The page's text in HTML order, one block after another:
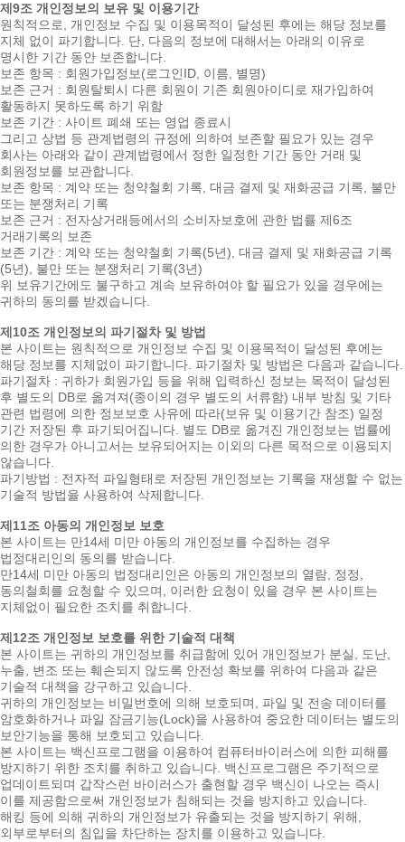
제9조 개인정보의 보유 및 이용기간
원칙적으로, 개인정보 수집 및 이용목적이 달성된 후에는 해당 정보를
지체 없이 파기합니다. 단, 다음의 정보에 대해서는 아래의 이유로
명시한 기간 동안 보존합니다.
보존 항목 : 회원가입정보(로그인ID, 이름, 별명)
보존 근거 : 회원탈퇴시 다른 회원이 기존 회원아이디로 재가입하여
활동하지 못하도록 하기 위함
보존 기간 : 사이트 폐쇄 또는 영업 종료시
그리고 상법 등 관계법령의 규정에 의하여 보존할 필요가 있는 경우
회사는 아래와 같이 관계법령에서 정한 일정한 기간 동안 거래 및
회원정보를 보관합니다.
보존 항목 : 계약 또는 청약철회 기록, 대금 결제 및 재화공급 기록, 불만
또는 분쟁처리 기록
보존 근거 : 전자상거래등에서의 소비자보호에 관한 법률 제6조
거래기록의 보존
보존 기간 : 계약 또는 청약철회 기록(5년), 대금 결제 및 재화공급 기록
(5년), 불만 또는 분쟁처리 기록(3년)
위 보유기간에도 불구하고 계속 보유하여야 할 필요가 있을 경우에는
귀하의 동의를 받겠습니다.
제10조 개인정보의 파기절차 및 방법
본 사이트는 원칙적으로 개인정보 수집 및 이용목적이 달성된 후에는
해당 정보를 지체없이 파기합니다. 파기절차 및 방법은 다음과 같습니다.
파기절차 : 귀하가 회원가입 등을 위해 입력하신 정보는 목적이 달성된
후 별도의 DB로 옮겨져(종이의 경우 별도의 서류함) 내부 방침 및 기타
관련 법령에 의한 정보보호 사유에 따라(보유 및 이용기간 참조) 일정
기간 저장된 후 파기되어집니다. 별도 DB로 옮겨진 개인정보는 법률에
의한 경우가 아니고서는 보유되어지는 이외의 다른 목적으로 이용되지
않습니다.
파기방법 : 전자적 파일형태로 저장된 개인정보는 기록을 재생할 수 없는
기술적 방법을 사용하여 삭제합니다.
제11조 아동의 개인정보 보호
본 사이트는 만14세 미만 아동의 개인정보를 수집하는 경우
법정대리인의 동의를 받습니다.
만14세 미만 아동의 법정대리인은 아동의 개인정보의 열람, 정정,
동의철회를 요청할 수 있으며, 이러한 요청이 있을 경우 본 사이트는
지체없이 필요한 조치를 취합니다.
제12조 개인정보 보호를 위한 기술적 대책
본 사이트는 귀하의 개인정보를 취급함에 있어 개인정보가 분실, 도난,
누출, 변조 또는 훼손되지 않도록 안전성 확보를 위하여 다음과 같은
기술적 대책을 강구하고 있습니다.
귀하의 개인정보는 비밀번호에 의해 보호되며, 파일 및 전송 데이터를
암호화하거나 파일 잠금기능(Lock)을 사용하여 중요한 데이터는 별도의
보안기능을 통해 보호되고 있습니다.
본 사이트는 백신프로그램을 이용하여 컴퓨터바이러스에 의한 피해를
방지하기 위한 조치를 취하고 있습니다. 백신프로그램은 주기적으로
업데이트되며 갑작스런 바이러스가 출현할 경우 백신이 나오는 즉시
이를 제공함으로써 개인정보가 침해되는 것을 방지하고 있습니다.
해킹 등에 의해 귀하의 개인정보가 유출되는 것을 방지하기 위해,
외부로부터의 침입을 차단하는 장치를 이용하고 있습니다.